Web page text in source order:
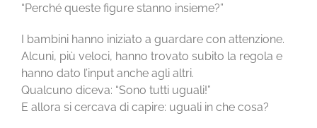
“Perché queste figure stanno insieme?”
I bambini hanno iniziato a guardare con attenzione.
Alcuni, più veloci, hanno trovato subito la regola e
hanno dato l’input anche agli altri.
Qualcuno diceva: “Sono tutti uguali!”
E allora si cercava di capire: uguali in che cosa?